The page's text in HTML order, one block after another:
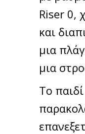
Riser 0,
και
μια
μια
Το